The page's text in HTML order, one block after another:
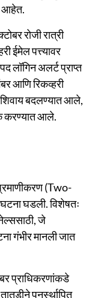
आहेत.
रोजी रात्री
ईमेल पत्त्यावर
अलर्ट प्राप्त
आणि रिकव्हरी
बदलण्यात आले,
करण्यात आले.
(Two-
घडली. विशेषतः
जे
गंभीर मानली जात
प्राधिकरणांकडे
पुनर्स्थापित